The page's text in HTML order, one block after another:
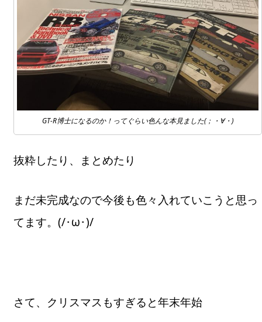
GT-R博士になるのか！ってぐらい色んな本見ました(；・∀・)
抜粋したり、まとめたり
まだ未完成なので今後も色々入れていこうと思っ
てます。(/･ω･)/
さて、クリスマスもすぎると年末年始